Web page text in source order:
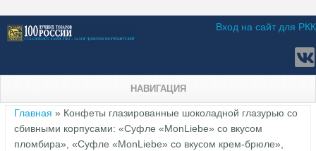
Вход на сайт для РКК
НАВИГАЦИЯ
Вы здесь
Главная » Конфеты глазированные шоколадной глазурью со
сбивными корпусами: «Суфле «MonLiebe» со вкусом
пломбира», «Суфле «MonLiebe» со вкусом крем-брюле»,